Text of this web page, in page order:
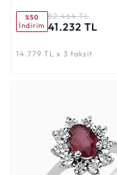
%50
İndirim
82.464 TL
41.232 TL
14.779 TL x 3 taksit